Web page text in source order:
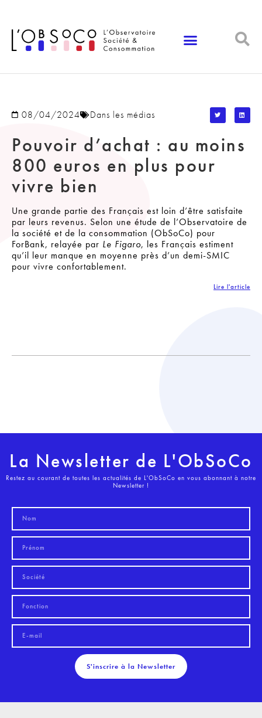
08/04/2024 Dans les médias
Pouvoir d’achat : au moins
800 euros en plus pour
vivre bien
Une grande partie des Français est loin d’être satisfaite
par leurs revenus. Selon une étude de l’Observatoire de
la société et de la consommation (ObSoCo) pour
ForBank, relayée par Le Figaro, les Français estiment
qu’il leur manque en moyenne près d’un demi-SMIC
pour vivre confortablement.
Lire l'article
La Newsletter de L'ObSoCo
Restez au courant de toutes les actualités de L'ObSoCo en vous abonnant à notre
Newsletter !
S'inscrire à la Newsletter